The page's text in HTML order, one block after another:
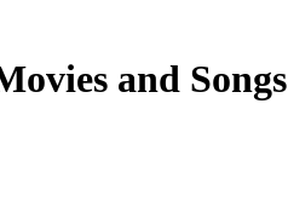
and Songs